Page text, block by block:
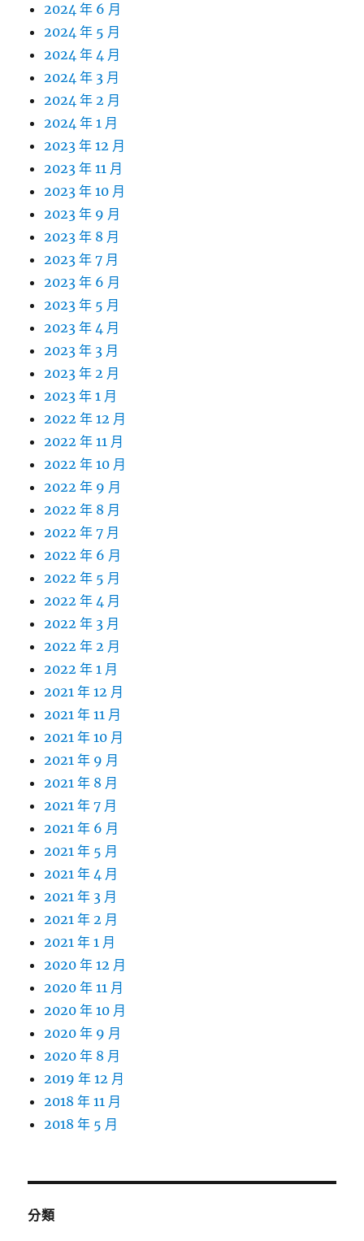
2024 年 6 月
2024 年 5 月
2024 年 4 月
2024 年 3 月
2024 年 2 月
2024 年 1 月
2023 年 12 月
2023 年 11 月
2023 年 10 月
2023 年 9 月
2023 年 8 月
2023 年 7 月
2023 年 6 月
2023 年 5 月
2023 年 4 月
2023 年 3 月
2023 年 2 月
2023 年 1 月
2022 年 12 月
2022 年 11 月
2022 年 10 月
2022 年 9 月
2022 年 8 月
2022 年 7 月
2022 年 6 月
2022 年 5 月
2022 年 4 月
2022 年 3 月
2022 年 2 月
2022 年 1 月
2021 年 12 月
2021 年 11 月
2021 年 10 月
2021 年 9 月
2021 年 8 月
2021 年 7 月
2021 年 6 月
2021 年 5 月
2021 年 4 月
2021 年 3 月
2021 年 2 月
2021 年 1 月
2020 年 12 月
2020 年 11 月
2020 年 10 月
2020 年 9 月
2020 年 8 月
2019 年 12 月
2018 年 11 月
2018 年 5 月
分類